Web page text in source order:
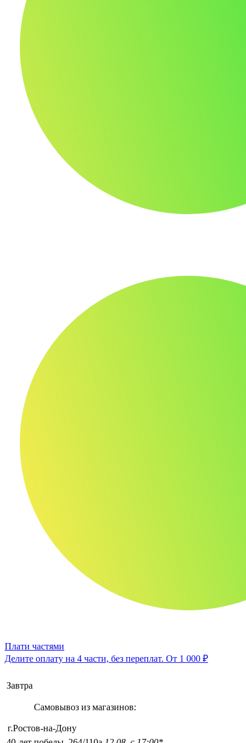
Плати частями
Делите оплату на 4 части, без переплат. От 1 000 ₽
Завтра
Самовывоз из магазинов:
г.Ростов-на-Дону